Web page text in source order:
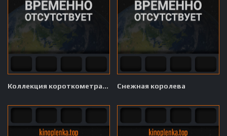
Коллекция короткометражных мультфильмов Pixar: Том 3 Снежная королева